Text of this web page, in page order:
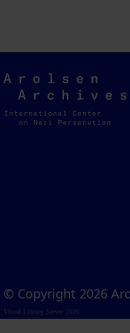
Arolsen
Archives
© Copyright 2026
Visual Library Server 2026